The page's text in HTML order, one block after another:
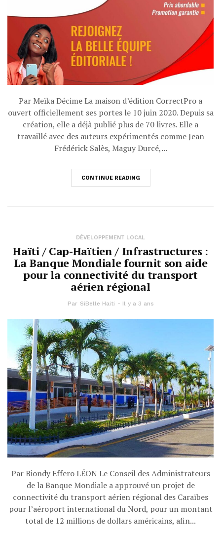
Par Meïka Décime La maison d’édition CorrectPro a
ouvert officiellement ses portes le 10 juin 2020. Depuis sa
création, elle a déjà publié plus de 70 livres. Elle a
travaillé avec des auteurs expérimentés comme Jean
Frédérick Salès, Maguy Durcé,...
CONTINUE READING
DÉVELOPPEMENT LOCAL
Haïti / Cap-Haïtien / Infrastructures :
La Banque Mondiale fournit son aide
pour la connectivité du transport
aérien régional
Par SiBelle Haiti Il y a 3 ans
Par Biondy Effero LÉON Le Conseil des Administrateurs
de la Banque Mondiale a approuvé un projet de
connectivité du transport aérien régional des Caraïbes
pour l’aéroport international du Nord, pour un montant
total de 12 millions de dollars américains, afin...